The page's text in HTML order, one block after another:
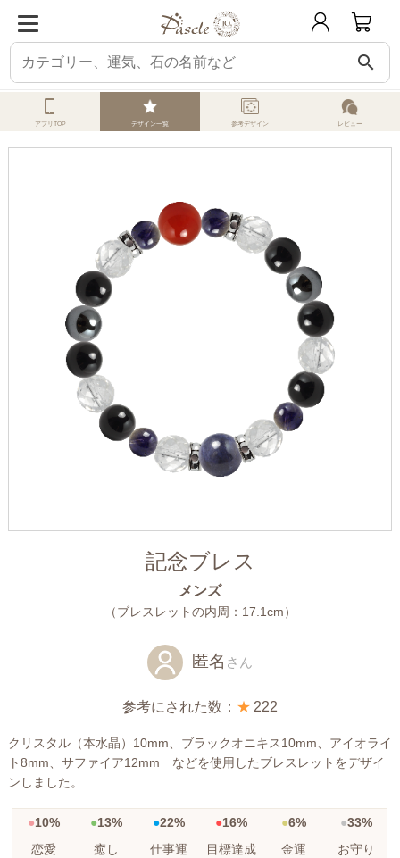
search
ホーム オーダーメイド みんなのデザイン
アプリTOP デザイン一覧 参考デザイン レビュー
記念ブレス
メンズ
（ブレスレットの内周：17.1cm）
匿名 さん
参考にされた数： ★ 222
クリスタル（本水晶）10mm、ブラックオニキス10mm、アイオライ
ト8mm、サファイア12mm などを使用したブレスレットをデザイ
ンしました。
10% 13% 22% 16% 6%
33%
恋愛
癒し 仕事運 目標達成 金運 お守り